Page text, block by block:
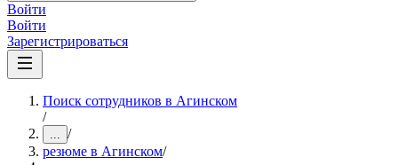
Войти
Войти
Зарегистрироваться
Поиск сотрудников в Агинском
/
... /
резюме в Агинском/